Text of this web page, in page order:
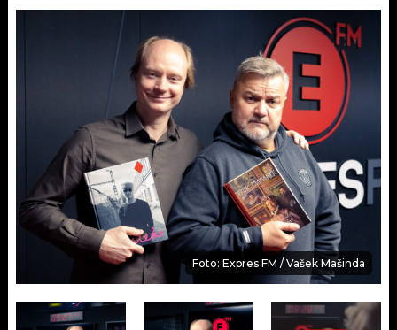
Foto: Expres FM / Vašek Mašinda